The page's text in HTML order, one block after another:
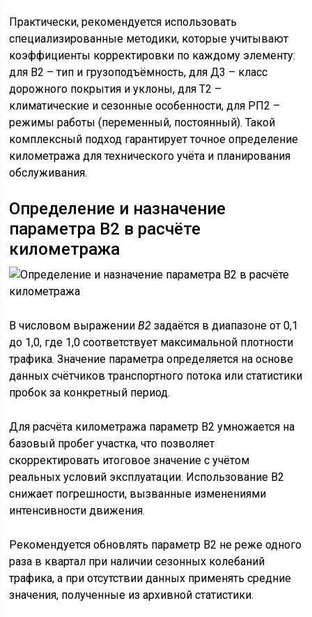
Практически, рекомендуется использовать
специализированные методики, которые учитывают
коэффициенты корректировки по каждому элементу:
для В2 – тип и грузоподъёмность, для Д3 – класс
дорожного покрытия и уклоны, для Т2 –
климатические и сезонные особенности, для РП2 –
режимы работы (переменный, постоянный). Такой
комплексный подход гарантирует точное определение
километража для технического учёта и планирования
обслуживания.
Определение и назначение
параметра В2 в расчёте
километража
В числовом выраженииВ2 задаётся в диапазоне от 0,1
до 1,0, где 1,0 соответствует максимальной плотности
трафика. Значение параметра определяется на основе
данных счётчиков транспортного потока или статистики
пробок за конкретный период.
Для расчёта километража параметр В2 умножается на
базовый пробег участка, что позволяет
скорректировать итоговое значение с учётом
реальных условий эксплуатации. Использование В2
снижает погрешности, вызванные изменениями
интенсивности движения.
Рекомендуется обновлять параметр В2 не реже одного
раза в квартал при наличии сезонных колебаний
трафика, а при отсутствии данных применять средние
значения, полученные из архивной статистики.